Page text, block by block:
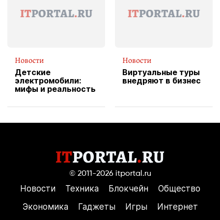
Новости
Детские
электромобили:
мифы и реальность
Новости
Виртуальные туры
внедряют в бизнес
© 2011-2026 itportal.ru
Новости Техника Блокчейн
Общество
Экономика
Гаджеты Игры
Интернет